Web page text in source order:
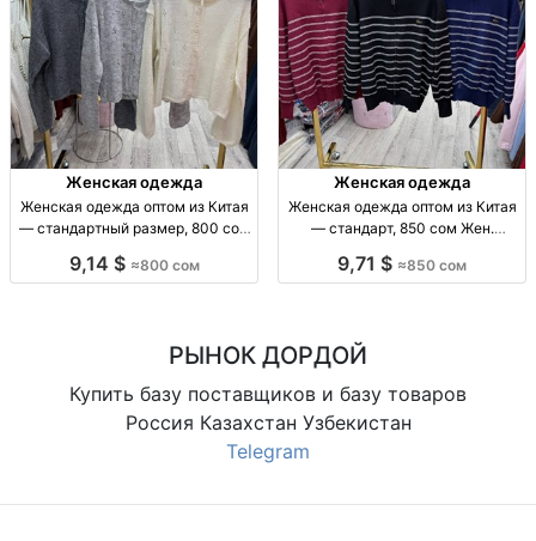
Женская одежда
Женская одежда оптом из Китая
— стандартный размер, 800 сом
Китай, 800 сом, отправка по СНГ
9,14 $ ≈800 сом
Женская одежда
Женская одежда оптом из Китая
— стандарт, 850 сом Жен.
Китай, 850 сом.
9,71 $ ≈850 сом
РЫНОК ДОРДОЙ
Купить базу поставщиков и базу товаров
Россия Казахстан Узбекистан
Telegram